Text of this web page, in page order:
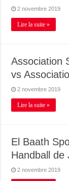
2 novembre 2019
Lire la suite »
Association
vs
2 novembre 2019
Lire la suite »
El Baath
Handball de
2 novembre 2019